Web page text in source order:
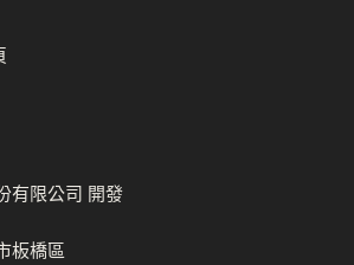
有限公司 開發
板橋區